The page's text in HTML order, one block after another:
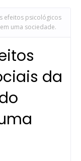
efeitos psicológicos
uma sociedade.
da